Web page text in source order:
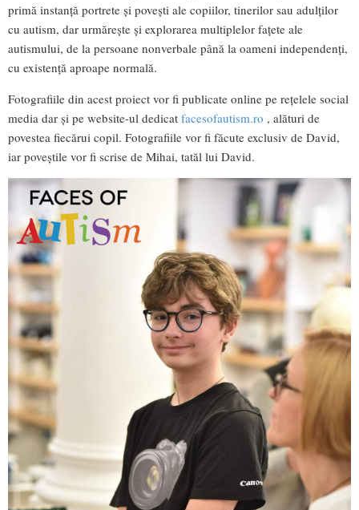
primă instanță portrete și povești ale copiilor, tinerilor sau adulților
cu autism, dar urmărește și explorarea multiplelor fațete ale
autismului, de la persoane nonverbale până la oameni independenți,
cu existență aproape normală.
Fotografiile din acest proiect vor fi publicate online pe rețelele social
media dar și pe website-ul dedicat facesofautism.ro , alături de
povestea fiecărui copil. Fotografiile vor fi făcute exclusiv de David,
iar poveștile vor fi scrise de Mihai, tatăl lui David.